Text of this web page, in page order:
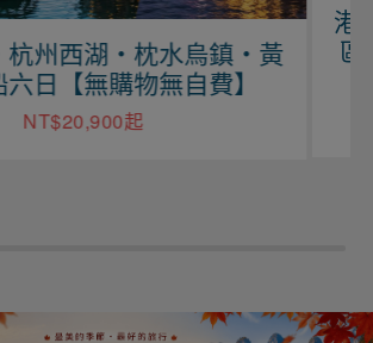
港珠澳跨海之旅．嶺南城市．歷
區．光影盛宴自由行8日【無購
自費】
NT$39,800起